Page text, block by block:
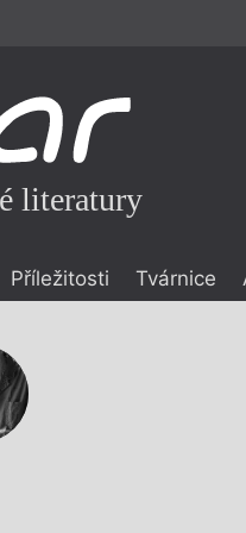
literatury
Příležitosti Tvárnice